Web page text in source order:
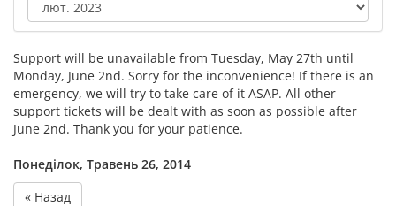
Support will be unavailable from Tuesday, May 27th until
Monday, June 2nd. Sorry for the inconvenience! If there is an
emergency, we will try to take care of it ASAP. All other
support tickets will be dealt with as soon as possible after
June 2nd. Thank you for your patience.
Понеділок, Травень 26, 2014
« Назад